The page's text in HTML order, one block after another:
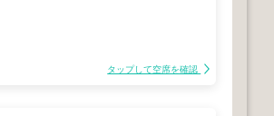
タップして空席を確認